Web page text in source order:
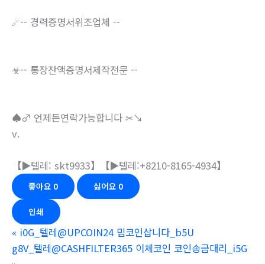
☄-- 경력증명서위조업체 --
☣-- 통장잔액증명서제작전문 --
♠♂ 언제든연락가능합니다 ✂↘
v.
【▶텔레: skt9933】【▶텔레:+8210-8165-4934】
좋아요 0 싫어요 0
인쇄
« i0G_텔레@UPCOIN24 밈코인삽니다_b5U
g8V_텔레@CASHFILTER365 이체코인 코인송금대리_i5G